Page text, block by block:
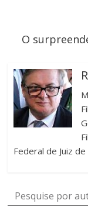
O
Federal de Juiz
Pesquise por